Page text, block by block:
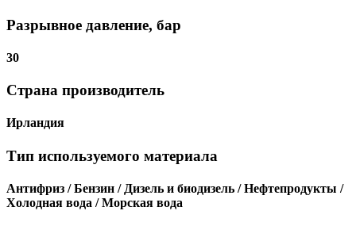
Разрывное давление, бар
30
Страна производитель
Ирландия
Тип используемого материала
Антифриз / Бензин / Дизель и биодизель / Нефтепродукты /
Холодная вода / Морская вода